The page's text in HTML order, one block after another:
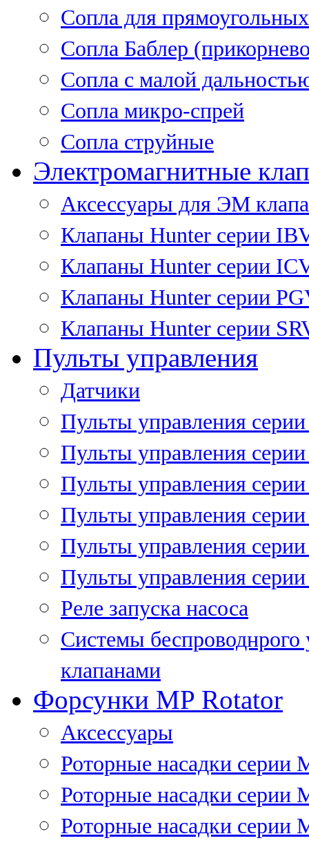
Сопла для
Сопла Баблер
Сопла с малой
Сопла микро-спрей
Сопла струйные
Электромагнитные
Аксессуары для ЭМ
Клапаны Hunter серии
Клапаны Hunter серии
Клапаны Hunter серии
Клапаны Hunter серии
Пульты управления
Датчики
Пульты управления
Пульты управления
Пульты управления
Пульты управления
Пульты управления
Пульты управления
Реле запуска насоса
Системы
клапанами
Форсунки MP Rotator
Аксессуары
Роторные насадки серии
Роторные насадки серии
Роторные насадки серии